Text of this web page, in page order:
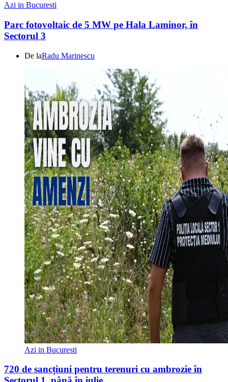
Azi in Bucuresti
Parc fotovoltaic de 5 MW pe Hala Laminor, în
Sectorul 3
De laRadu Marinescu
Azi in Bucuresti
720 de sancțiuni pentru terenuri cu ambrozie în